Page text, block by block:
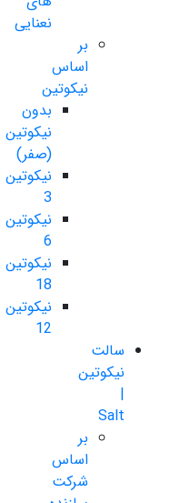
نعنایی
بر
اساس
نیکوتین
بدون
نیکوتین
(صفر)
نیکوتین
3
نیکوتین
6
نیکوتین
18
نیکوتین
12
سالت
نیکوتین
|
Salt
بر
اساس
شرکت